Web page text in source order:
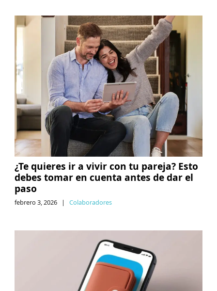
¿Te quieres ir a vivir con tu pareja? Esto
debes tomar en cuenta antes de dar el
paso
febrero 3, 2026 | Colaboradores